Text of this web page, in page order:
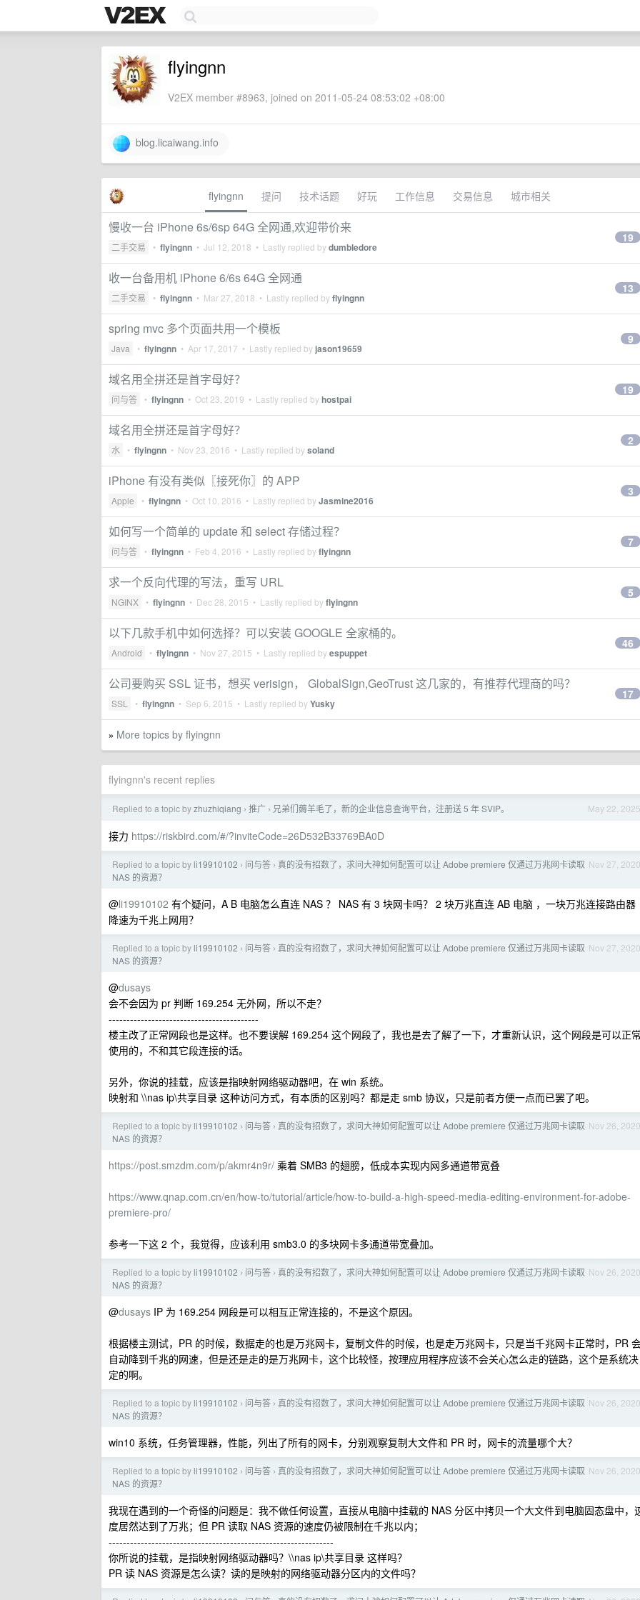
flyingnn
V2EX member #8963, joined on 2011-05-24 08:53:02 +08:00
blog.licaiwang.info
flyingnn 提问 技术话题 好玩 工作信息 交易信息 城市相关
慢收一台 iPhone 6s/6sp 64G 全网通,欢迎带价来
二手交易 • flyingnn • Jul 12, 2018 • Lastly replied bydumbledore
19
收一台备用机 iPhone 6/6s 64G 全网通
二手交易 • flyingnn • Mar 27, 2018 • Lastly replied byflyingnn
13
spring mvc 多个页面共用一个模板
Java • flyingnn • Apr 17, 2017 • Lastly replied by jason19659
9
域名用全拼还是首字母好？
问与答 • flyingnn • Oct 23, 2019 • Lastly replied byhostpai
19
域名用全拼还是首字母好？
水 • flyingnn • Nov 23, 2016 • Lastly replied bysoland
2
iPhone 有没有类似〖接死你〗的 APP
Apple • flyingnn • Oct 10, 2016 • Lastly replied byJasmine2016
3
如何写一个简单的 update 和 select 存储过程？
问与答 • flyingnn • Feb 4, 2016 • Lastly replied byflyingnn
7
求一个反向代理的写法，重写 URL
NGINX • flyingnn • Dec 28, 2015 • Lastly replied byflyingnn
5
以下几款手机中如何选择？可以安装 GOOGLE 全家桶的。
Android • flyingnn • Nov 27, 2015 • Lastly replied byespuppet
46
公司要购买 SSL 证书，想买 verisign， GlobalSign,GeoTrust 这几家的，有推荐代理商的吗？
SSL • flyingnn • Sep 6, 2015 • Lastly replied byYusky
17
» More topics by flyingnn
flyingnn's recent replies
May 22, 2025
Replied to a topic byzhuzhiqiang › 推广 › 兄弟们薅羊毛了，新的企业信息查询平台，注册送 5 年 SVIP。
接力 https://riskbird.com/#/?inviteCode=26D532B33769BA0D
Nov 27, 2020
Replied to a topic by li19910102 › 问与答 › 真的没有招数了，求问大神如何配置可以让 Adobe premiere 仅通过万兆网卡读取
NAS 的资源？
@li19910102 有个疑问，A B 电脑怎么直连 NAS ？ NAS 有 3 块网卡吗？ 2 块万兆直连 AB 电脑 ，一块万兆连接路由器
降速为千兆上网用？
Nov 27, 2020
Replied to a topic by li19910102 › 问与答 › 真的没有招数了，求问大神如何配置可以让 Adobe premiere 仅通过万兆网卡读取
NAS 的资源？
@dusays
会不会因为 pr 判断 169.254 无外网，所以不走？
------------------------------------------
楼主改了正常网段也是这样。也不要误解 169.254 这个网段了，我也是去了解了一下，才重新认识，这个网段是可以正常
使用的，不和其它段连接的话。
另外，你说的挂载，应该是指映射网络驱动器吧，在 win 系统。
映射和 \\nas ip\共享目录 这种访问方式，有本质的区别吗？都是走 smb 协议，只是前者方便一点而已罢了吧。
Nov 26, 2020
Replied to a topic by li19910102 › 问与答 › 真的没有招数了，求问大神如何配置可以让 Adobe premiere 仅通过万兆网卡读取
NAS 的资源？
https://post.smzdm.com/p/akmr4n9r/ 乘着 SMB3 的翅膀，低成本实现内网多通道带宽叠
https://www.qnap.com.cn/en/how-to/tutorial/article/how-to-build-a-high-speed-media-editing-environment-for-adobe-
premiere-pro/
参考一下这 2 个，我觉得，应该利用 smb3.0 的多块网卡多通道带宽叠加。
Nov 26, 2020
Replied to a topic by li19910102 › 问与答 › 真的没有招数了，求问大神如何配置可以让 Adobe premiere 仅通过万兆网卡读取
NAS 的资源？
@dusays IP 为 169.254 网段是可以相互正常连接的，不是这个原因。
根据楼主测试，PR 的时候，数据走的也是万兆网卡，复制文件的时候，也是走万兆网卡，只是当千兆网卡正常时，PR
自动降到千兆的网速，但是还是走的是万兆网卡，这个比较怪，按理应用程序应该不会关心怎么走的链路，这个是系统决
定的啊。
Nov 26, 2020
Replied to a topic by li19910102 › 问与答 › 真的没有招数了，求问大神如何配置可以让 Adobe premiere 仅通过万兆网卡读取
NAS 的资源？
win10 系统，任务管理器，性能，列出了所有的网卡，分别观察复制大文件和 PR 时，网卡的流量哪个大？
Nov 26, 2020
Replied to a topic by li19910102 › 问与答 › 真的没有招数了，求问大神如何配置可以让 Adobe premiere 仅通过万兆网卡读取
NAS 的资源？
我现在遇到的一个奇怪的问题是：我不做任何设置，直接从电脑中挂载的 NAS 分区中拷贝一个大文件到电脑固态盘中，
度居然达到了万兆；但 PR 读取 NAS 资源的速度仍被限制在千兆以内；
---------------------------------------------------------------
你所说的挂载，是指映射网络驱动器吗？\\nas ip\共享目录 这样吗？
PR 读 NAS 资源是怎么读？读的是映射的网络驱动器分区内的文件吗？